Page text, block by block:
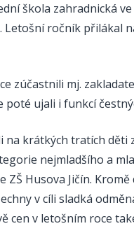
škola zahradnická
Letošní ročník přilákal
zúčastnili mj.
poté ujali i funkcí
krátkých tratích děti
nejmladšího a
ZŠ Husova Jičín.
v cíli sladká
cen v letošním roce